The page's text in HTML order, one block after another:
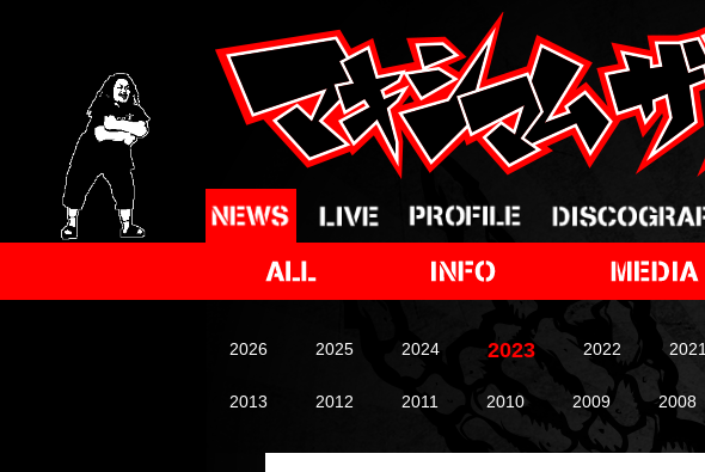
2026 2025 2024 2023 2022 2021
2013 2012 2011 2010 2009 2008